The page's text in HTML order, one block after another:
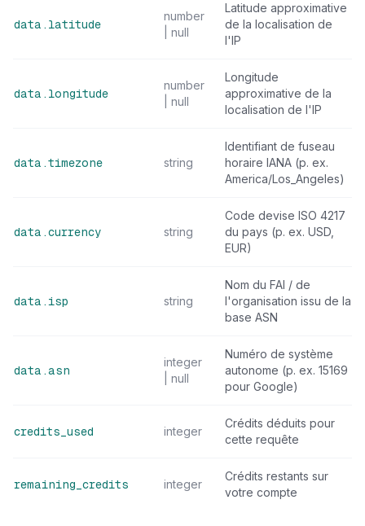
data.latitude
number
| null
Latitude approximative
de la localisation de
l'IP
data.longitude
number
| null
Longitude
approximative de la
localisation de l'IP
data.timezone string
Identifiant de fuseau
horaire IANA (p. ex.
America/Los_Angeles)
data.currency string
Code devise ISO 4217
du pays (p. ex. USD,
EUR)
data.isp string
Nom du FAI / de
l'organisation issu de la
base ASN
data.asn
integer
| null
Numéro de système
autonome (p. ex. 15169
pour Google)
credits_used integer
Crédits déduits pour
cette requête
remaining_credits integer
Crédits restants sur
votre compte